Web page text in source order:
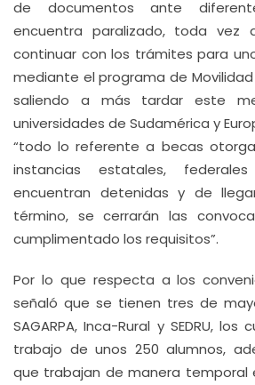
de documentos ante
encuentra paralizado, toda vez
continuar con los trámites para
mediante el programa de
saliendo a más tardar este
universidades de Sudamérica y
“todo lo referente a becas
instancias estatales,
encuentran detenidas y de
término, se cerrarán las
cumplimentado los requisitos”.
Por lo que respecta a los
señaló que se tienen tres de
SAGARPA, Inca-Rural y SEDRU,
trabajo de unos 250 alumnos,
que trabajan de manera temporal